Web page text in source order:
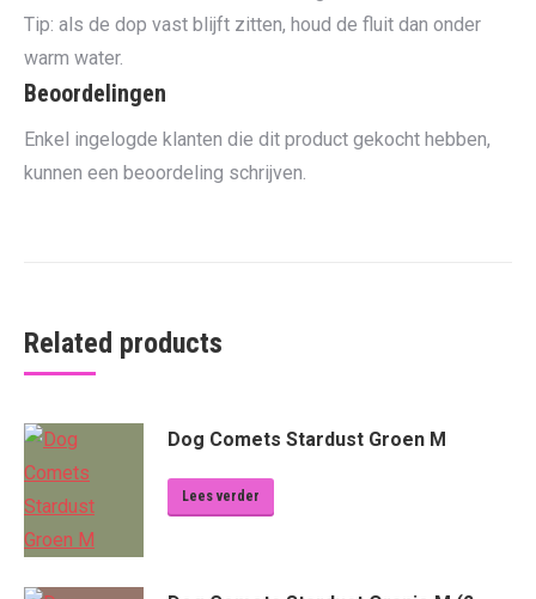
Tip: als de dop vast blijft zitten, houd de fluit dan onder
warm water.
Beoordelingen
Enkel ingelogde klanten die dit product gekocht hebben,
kunnen een beoordeling schrijven.
Related products
Dog Comets Stardust Groen M
Lees verder